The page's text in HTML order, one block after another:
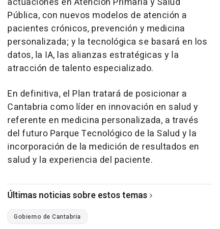
Pública, con nuevos modelos de atención a
pacientes crónicos, prevención y medicina
personalizada; y la tecnológica se basará en los
datos, la IA, las alianzas estratégicas y la
atracción de talento especializado.
En definitiva, el Plan tratará de posicionar a
Cantabria como líder en innovación en salud y
referente en medicina personalizada, a través
del futuro Parque Tecnológico de la Salud y la
incorporación de la medición de resultados en
salud y la experiencia del paciente.
Últimas noticias sobre estos temas
Gobierno de Cantabria